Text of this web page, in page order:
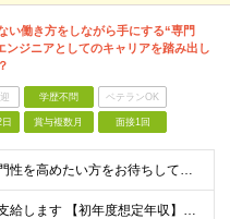
い働き方をしながら手にする“専門
ンジニアとしてのキャリアを踏み出し
学歴不問 ベテランOK
賞与複数月 面接1回
【腰を据えて専門性を高めたい方をお待ちしています】 ●SQLを用いた開発、または運用保守の実務経験をお持ちの方 ※学歴不問 ★以下の経験をお持ちの方は歓迎いたします！ ・Java、.NET、Pyth
★残業代は全額支給します 【初年度想定年収】357万円 ～ 512万5000円 ＜経験浅めの場合＞ 月給25万5000円 ～ 37.5万円 ＜3年相当の経験をお持ちの場合＞ 月給30万円 ～ 37